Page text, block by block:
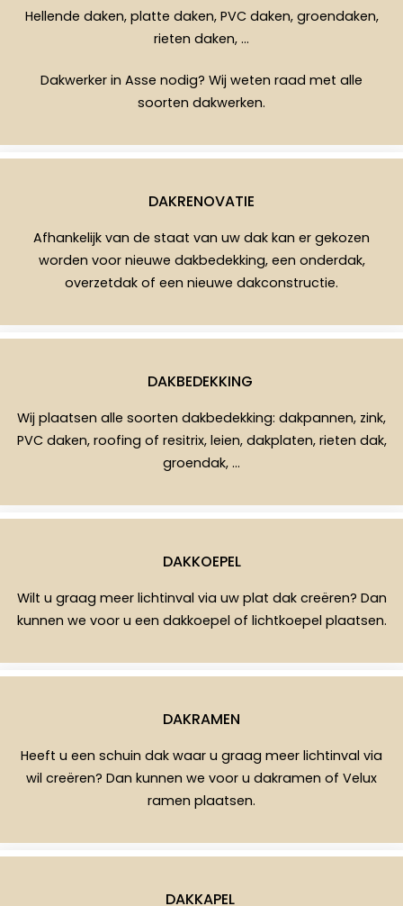
Hellende daken, platte daken, PVC daken, groendaken,
rieten daken, …
Dakwerker in Asse nodig? Wij weten raad met alle
soorten dakwerken.
DAKRENOVATIE
Afhankelijk van de staat van uw dak kan er gekozen
worden voor nieuwe dakbedekking, een onderdak,
overzetdak of een nieuwe dakconstructie.
DAKBEDEKKING
Wij plaatsen alle soorten dakbedekking: dakpannen, zink,
PVC daken, roofing of resitrix, leien, dakplaten, rieten dak,
groendak, …
DAKKOEPEL
Wilt u graag meer lichtinval via uw plat dak creëren? Dan
kunnen we voor u een dakkoepel of lichtkoepel plaatsen.
DAKRAMEN
Heeft u een schuin dak waar u graag meer lichtinval via
wil creëren? Dan kunnen we voor u dakramen of Velux
ramen plaatsen.
DAKKAPEL